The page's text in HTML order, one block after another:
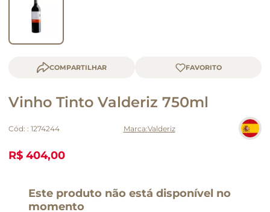
COMPARTILHAR
Vinho Tinto Valderiz 750ml
Cód: : 1274244 Valderiz
R$ 404,00
Este produto não está disponível no
momento